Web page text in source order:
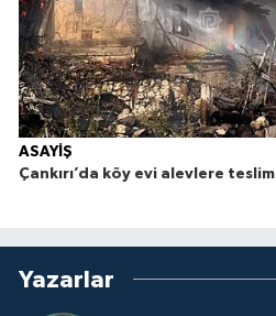
ASAYİŞ
Çankırı’da köy evi alevlere teslim
Yazarlar